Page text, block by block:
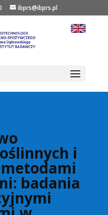
ibprs@ibprs.pl
i
badania